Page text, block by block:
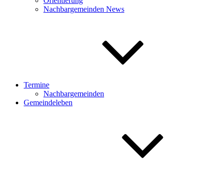
Nachbargemeinden News
Termine
Nachbargemeinden
Gemeindeleben